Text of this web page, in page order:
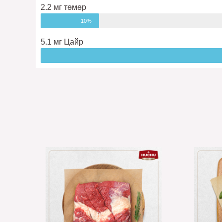
2.2 мг төмөр
10%
5.1 мг Цайр